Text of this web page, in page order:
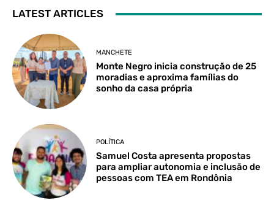
LATEST ARTICLES
MANCHETE
Monte Negro inicia construção de 25
moradias e aproxima famílias do
sonho da casa própria
POLÍTICA
Samuel Costa apresenta propostas
para ampliar autonomia e inclusão de
pessoas com TEA em Rondônia